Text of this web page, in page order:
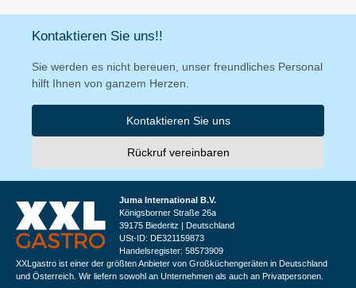
Kontaktieren Sie uns!!
Sie werden es nicht bereuen, unser freundliches Personal
hilft Ihnen von ganzem Herzen.
Kontaktieren Sie uns
Rückruf vereinbaren
Juma International B.V.
Königsborner Straße 26a
39175 Biederitz | Deutschland
USt-ID: DE321159873
Handelsregister: 58573909
XXLgastro ist einer der größten Anbieter von Großküchengeräten in Deutschland
und Österreich. Wir liefern sowohl an Unternehmen als auch an Privatpersonen.